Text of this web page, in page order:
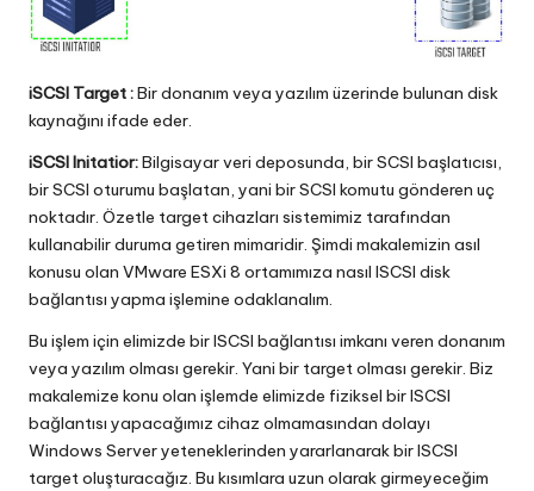
iSCSI Target :Bir donanım veya yazılım üzerinde bulunan disk
kaynağını ifade eder.
iSCSI Initatior:Bilgisayar veri deposunda, bir SCSI başlatıcısı,
bir SCSI oturumu başlatan, yani bir SCSI komutu gönderen uç
noktadır. Özetle target cihazları sistemimiz tarafından
kullanabilir duruma getiren mimaridir. Şimdi makalemizin asıl
konusu olan VMware ESXi 8 ortamımıza nasıl ISCSI disk
bağlantısı yapma işlemine odaklanalım.
Bu işlem için elimizde bir ISCSI bağlantısı imkanı veren donanım
veya yazılım olması gerekir. Yani bir target olması gerekir. Biz
makalemize konu olan işlemde elimizde fiziksel bir ISCSI
bağlantısı yapacağımız cihaz olmamasından dolayı
Windows Server yeteneklerinden yararlanarak bir ISCSI
target oluşturacağız. Bu kısımlara uzun olarak girmeyeceğim